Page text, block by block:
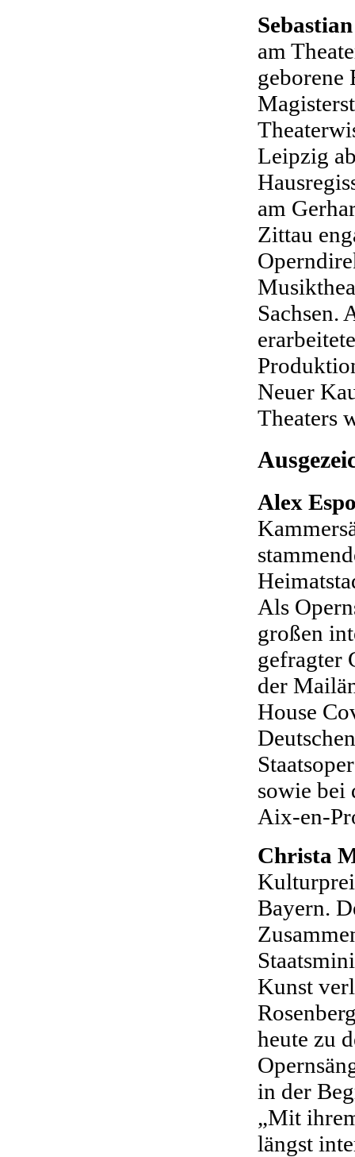
am
geborene
Leipzig
am
Zittau
Sachsen.
Neuer
Theaters
Alex
Als
großen
gefragter
der
House
sowie bei
Aix-en-
Christa
Bayern.
Kunst
heute zu
in der
„Mit
längst